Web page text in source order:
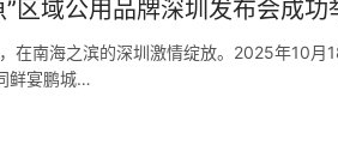
区域公用品牌深圳发布会成功
在南海之滨的深圳激情绽放。2025年10月
鲜宴鹏城…